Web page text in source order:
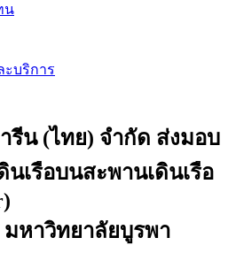
น
บริการ
รีน (ไทย) จำกัด ส่งมอบ
นเรือบนสะพานเดินเรือ
หาวิทยาลัยบูรพา